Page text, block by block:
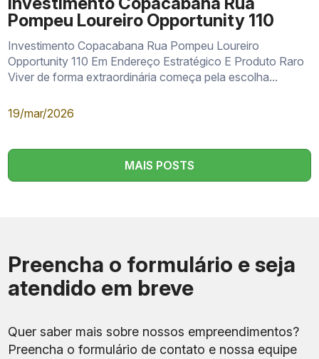
Pompeu Loureiro Opportunity 110
Investimento Copacabana Rua Pompeu Loureiro
Opportunity 110 Em Endereço Estratégico E Produto Raro
Viver de forma extraordinária começa pela escolha...
19/mar/2026
MAIS POSTS
Preencha o formulário e seja
atendido em breve
Quer saber mais sobre nossos empreendimentos?
Preencha o formulário de contato e nossa equipe